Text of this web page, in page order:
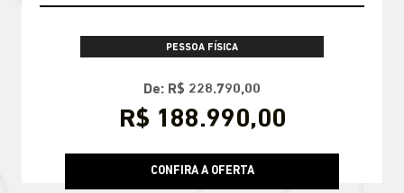
PESSOA FÍSICA
De: R$ 228.790,00
R$ 188.990,00
CONFIRA A OFERTA